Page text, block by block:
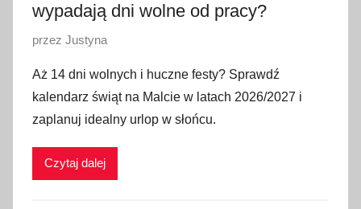
wypadają dni wolne od pracy?
O
u
b
l
i
przez Justyna
Aż 14 dni wolnych i huczne festy? Sprawdź
kalendarz świąt na Malcie w latach 2026/2027 i
zaplanuj idealny urlop w słońcu.
Czytaj dalej